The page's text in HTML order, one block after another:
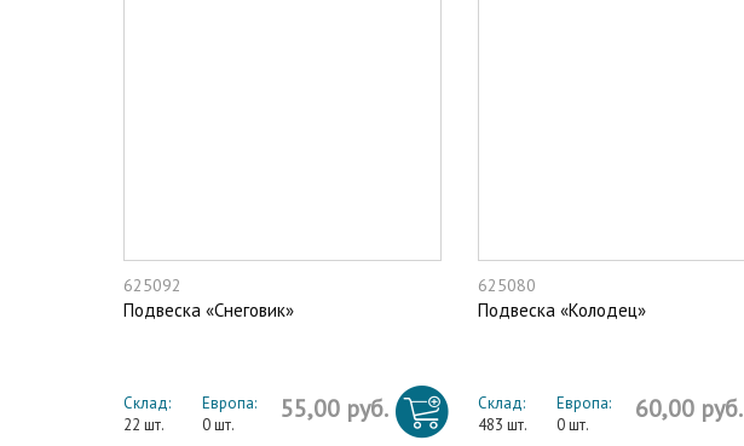
625092
Подвеска «Снеговик»
Склад:
22 шт.
Европа:
0 шт.
55,00 руб.
625080
Подвеска «Колодец»
Склад:
483 шт.
Европа:
0 шт.
60,00 руб.